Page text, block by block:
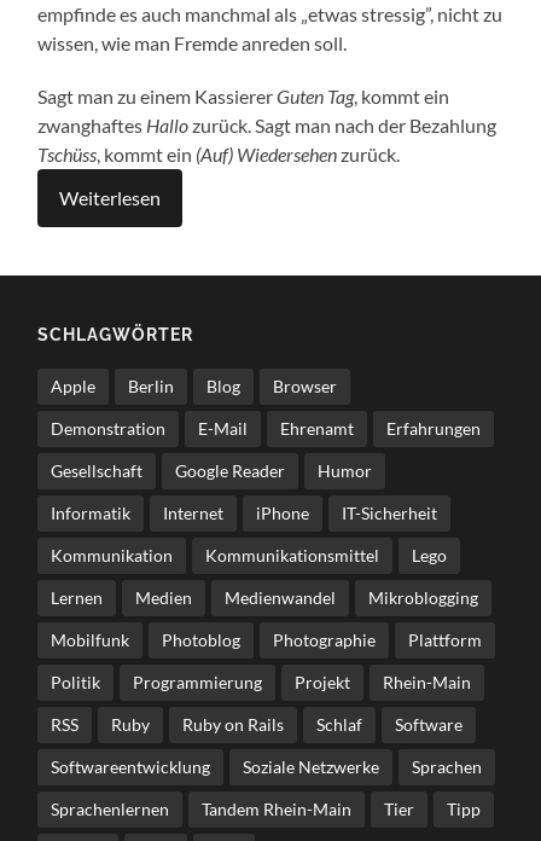
emp­fin­de es auch manch­mal als „etwas stres­sig”, nicht zu
wis­sen, wie man Frem­de anre­den soll.
Sagt man zu einem Kas­sie­rerGuten Tag, kommt ein
zwang­haf­tes Hal­lozurück. Sagt man nach der Bezah­lung
Tschüss, kommt ein (Auf) Wie­der­se­henzurück.
Wei­ter­le­sen
SCHLAG­WÖR­TER
Apple Berlin Blog Browser
Demonstration E-Mail Ehrenamt Erfahrungen
Gesellschaft Google Reader Humor
Informatik Internet iPhone IT-Sicherheit
Kommunikation Kommunikationsmittel Lego
Lernen Medien Medienwandel Mikroblogging
Mobilfunk Photoblog Photographie Plattform
Politik Programmierung Projekt Rhein-Main
RSS Ruby Ruby on Rails Schlaf Software
Softwareentwicklung Soziale Netzwerke Sprachen
Sprachenlernen Tandem Rhein-Main Tier Tipp